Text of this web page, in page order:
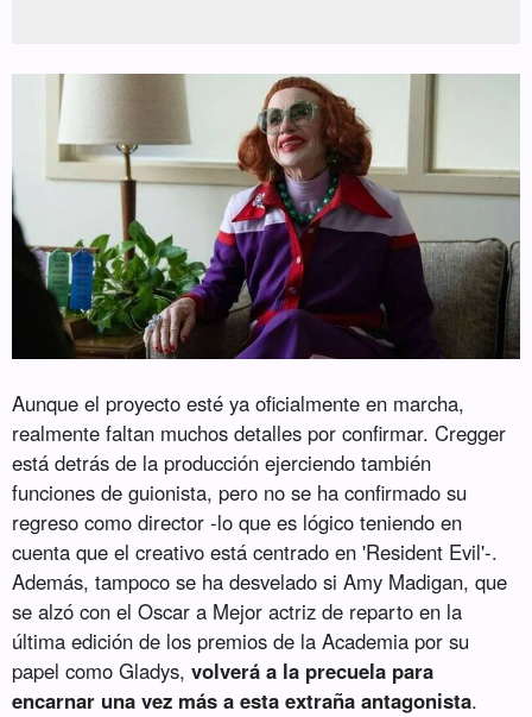
Aunque el proyecto esté ya oficialmente en marcha,
realmente faltan muchos detalles por confirmar. Cregger
está detrás de la producción ejerciendo también
funciones de guionista, pero no se ha confirmado su
regreso como director -lo que es lógico teniendo en
cuenta que el creativo está centrado en 'Resident Evil'-.
Además, tampoco se ha desvelado si Amy Madigan, que
se alzó con el Oscar a Mejor actriz de reparto en la
última edición de los premios de la Academia por su
papel como Gladys,volverá a la precuela para
encarnar una vez más a esta extraña antagonista.